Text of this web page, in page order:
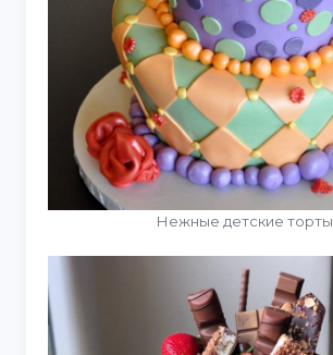
Нежные детские торты